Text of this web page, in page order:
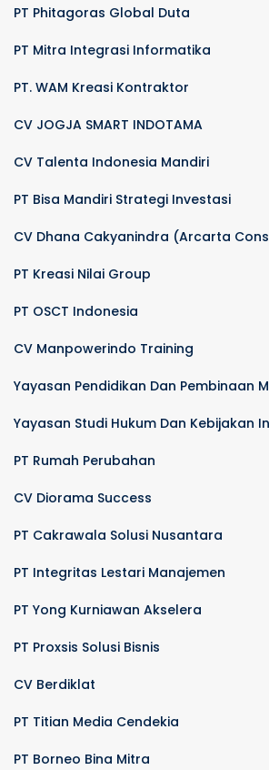
PT Phitagoras Global Duta
PT Mitra Integrasi Informatika
PT. WAM Kreasi Kontraktor
CV JOGJA SMART INDOTAMA
CV Talenta Indonesia Mandiri
PT Bisa Mandiri Strategi Investasi
CV Dhana Cakyanindra (Arcarta
PT Kreasi Nilai Group
PT OSCT Indonesia
CV Manpowerindo Training
Yayasan Pendidikan Dan Pembinaan
Yayasan Studi Hukum Dan Kebijakan
PT Rumah Perubahan
CV Diorama Success
PT Cakrawala Solusi Nusantara
PT Integritas Lestari Manajemen
PT Yong Kurniawan Akselera
PT Proxsis Solusi Bisnis
CV Berdiklat
PT Titian Media Cendekia
PT Borneo Bina Mitra